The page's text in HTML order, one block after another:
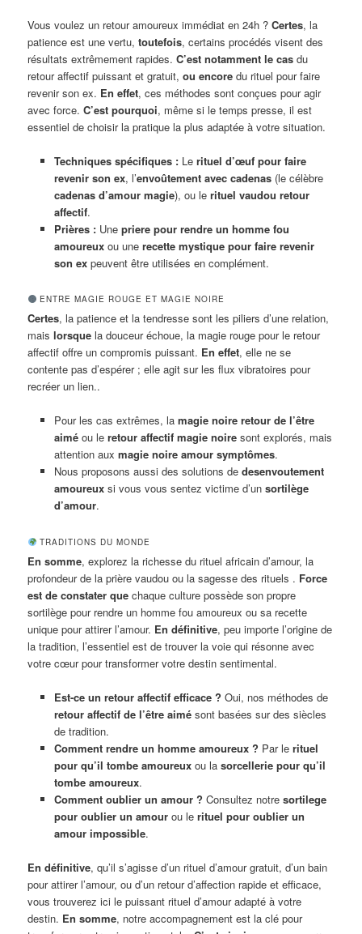
Vous voulez un retour amoureux immédiat en 24h ?Certes, la
patience est une vertu,toutefois, certains procédés visent des
résultats extrêmement rapides.C’est notamment le cas du
retour affectif puissant et gratuit,ou encore du rituel pour faire
revenir son ex. En effet, ces méthodes sont conçues pour agir
avec force.C’est pourquoi, même si le temps presse, il est
essentiel de choisir la pratique la plus adaptée à votre situation.
Techniques spécifiques :Le rituel d’œuf pour faire
revenir son ex, l’envoûtement avec cadenas(le célèbre
cadenas d’amour magie), ou le rituel vaudou retour
affectif.
Prières :Une priere pour rendre un homme fou
amoureuxou une recette mystique pour faire revenir
son expeuvent être utilisées en complément.
ENTRE MAGIE ROUGE ET MAGIE NOIRE
Certes, la patience et la tendresse sont les piliers d’une relation,
maislorsque la douceur échoue, la magie rouge pour le retour
affectif offre un compromis puissant. En effet, elle ne se
contente pas d’espérer ; elle agit sur les flux vibratoires pour
recréer un lien..
Pour les cas extrêmes, la magie noire retour de l’être
aiméou le retour affectif magie noiresont explorés, mais
attention aux magie noire amour symptômes.
Nous proposons aussi des solutions de desenvoutement
amoureuxsi vous vous sentez victime d’un sortilège
d’amour.
TRADITIONS DU MONDE
En somme, explorez la richesse du rituel africain d’amour, la
profondeur de la prière vaudou ou la sagesse des rituels . Force
est de constater que chaque culture possède son propre
sortilège pour rendre un homme fou amoureux ou sa recette
unique pour attirer l’amour. En définitive, peu importe l’origine de
la tradition, l’essentiel est de trouver la voie qui résonne avec
votre cœur pour transformer votre destin sentimental.
Est-ce un retour affectif efficace ? Oui, nos méthodes de
retour affectif de l’être aimésont basées sur des siècles
de tradition.
Comment rendre un homme amoureux ? Par le rituel
pour qu’il tombe amoureuxou la sorcellerie pour qu’il
tombe amoureux.
Comment oublier un amour ? Consultez notre sortilege
pour oublier un amourou le rituel pour oublier un
amour impossible.
En définitive, qu’il s’agisse d’un rituel d’amour gratuit, d’un bain
pour attirer l’amour, ou d’un retour d’affection rapide et efficace,
vous trouverez ici le puissant rituel d’amour adapté à votre
destin. En somme, notre accompagnement est la clé pour